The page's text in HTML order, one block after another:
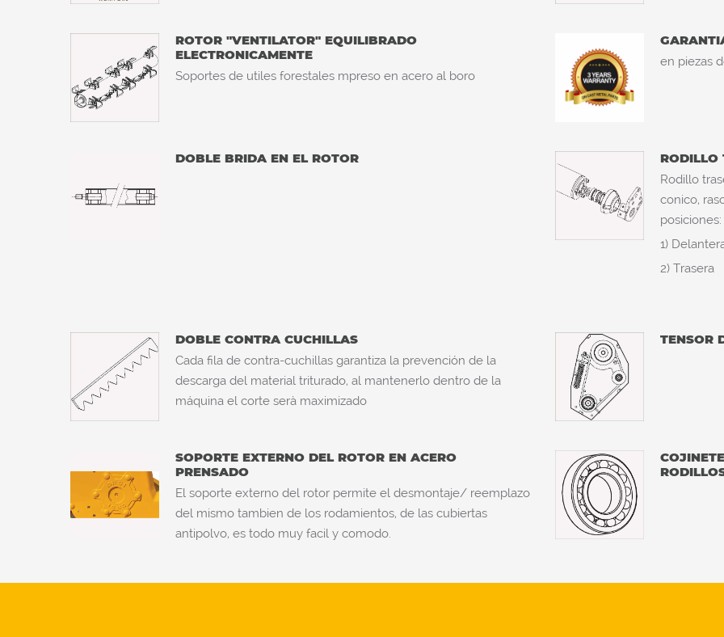
ROTOR "VENTILATOR" EQUILIBRADO
ELECTRONICAMENTE
Soportes de utiles forestales mpreso en acero al boro
en piezas
DOBLE BRIDA EN EL ROTOR RODILLO
Rodillo
conico,
posiciones:
1)
2) Trasera
DOBLE CONTRA CUCHILLAS
Cada fila de contra-cuchillas garantiza la prevención de la
descarga del material triturado, al mantenerlo dentro de la
máquina el corte serà maximizado
TENSOR
SOPORTE EXTERNO DEL ROTOR EN ACERO
PRENSADO
El soporte externo del rotor permite el desmontaje/ reemplazo
del mismo tambien de los rodamientos, de las cubiertas
antipolvo, es todo muy facil y comodo.